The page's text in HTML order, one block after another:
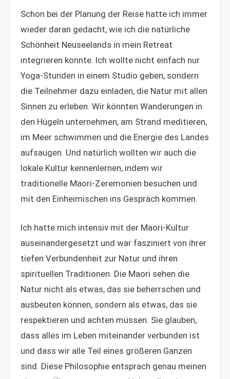
Schon bei der Planung der Reise hatte ich immer
wieder daran gedacht, wie ich die natürliche
Schönheit Neuseelands in mein Retreat
integrieren konnte. Ich wollte nicht einfach nur
Yoga-Stunden in einem Studio geben, sondern
die Teilnehmer dazu einladen, die Natur mit allen
Sinnen zu erleben. Wir könnten Wanderungen in
den Hügeln unternehmen, am Strand meditieren,
im Meer schwimmen und die Energie des Landes
aufsaugen. Und natürlich wollten wir auch die
lokale Kultur kennenlernen, indem wir
traditionelle Maori-Zeremonien besuchen und
mit den Einheimischen ins Gespräch kommen.
Ich hatte mich intensiv mit der Maori-Kultur
auseinandergesetzt und war fasziniert von ihrer
tiefen Verbundenheit zur Natur und ihren
spirituellen Traditionen. Die Maori sehen die
Natur nicht als etwas, das sie beherrschen und
ausbeuten können, sondern als etwas, das sie
respektieren und achten müssen. Sie glauben,
dass alles im Leben miteinander verbunden ist
und dass wir alle Teil eines größeren Ganzen
sind. Diese Philosophie entsprach genau meinen